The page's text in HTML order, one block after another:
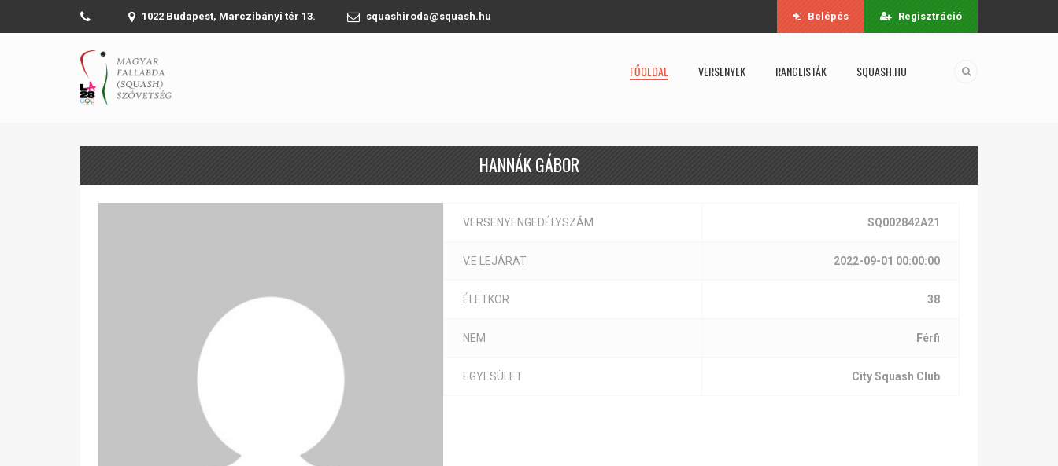
1022 Budapest, Marczibányi tér 13. squashiroda@squash.hu Belépés Regisztráció
FŐOLDAL VERSENYEK RANGLISTÁK SQUASH.HU
HANNÁK GÁBOR
VERSENYENGEDÉLYSZÁM SQ002842A21
V.E LEJÁRAT 2022-09-01 00:00:00
ÉLETKOR 38
NEM Férfi
EGYESÜLET City Squash Club